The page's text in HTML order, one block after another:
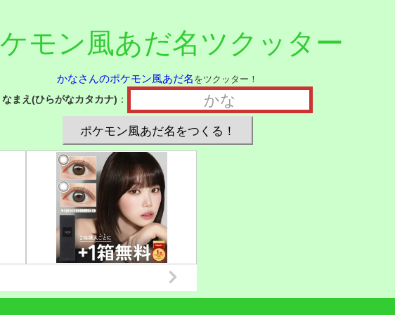
モン風あだ名ツクッター
かなさんのポケモン風あだ名 をツクッター！
なまえ(ひらがなカタカナ) ：